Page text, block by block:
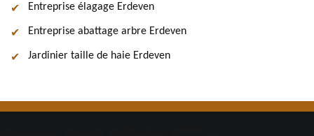
Entreprise élagage Erdeven
Entreprise abattage arbre Erdeven
Jardinier taille de haie Erdeven